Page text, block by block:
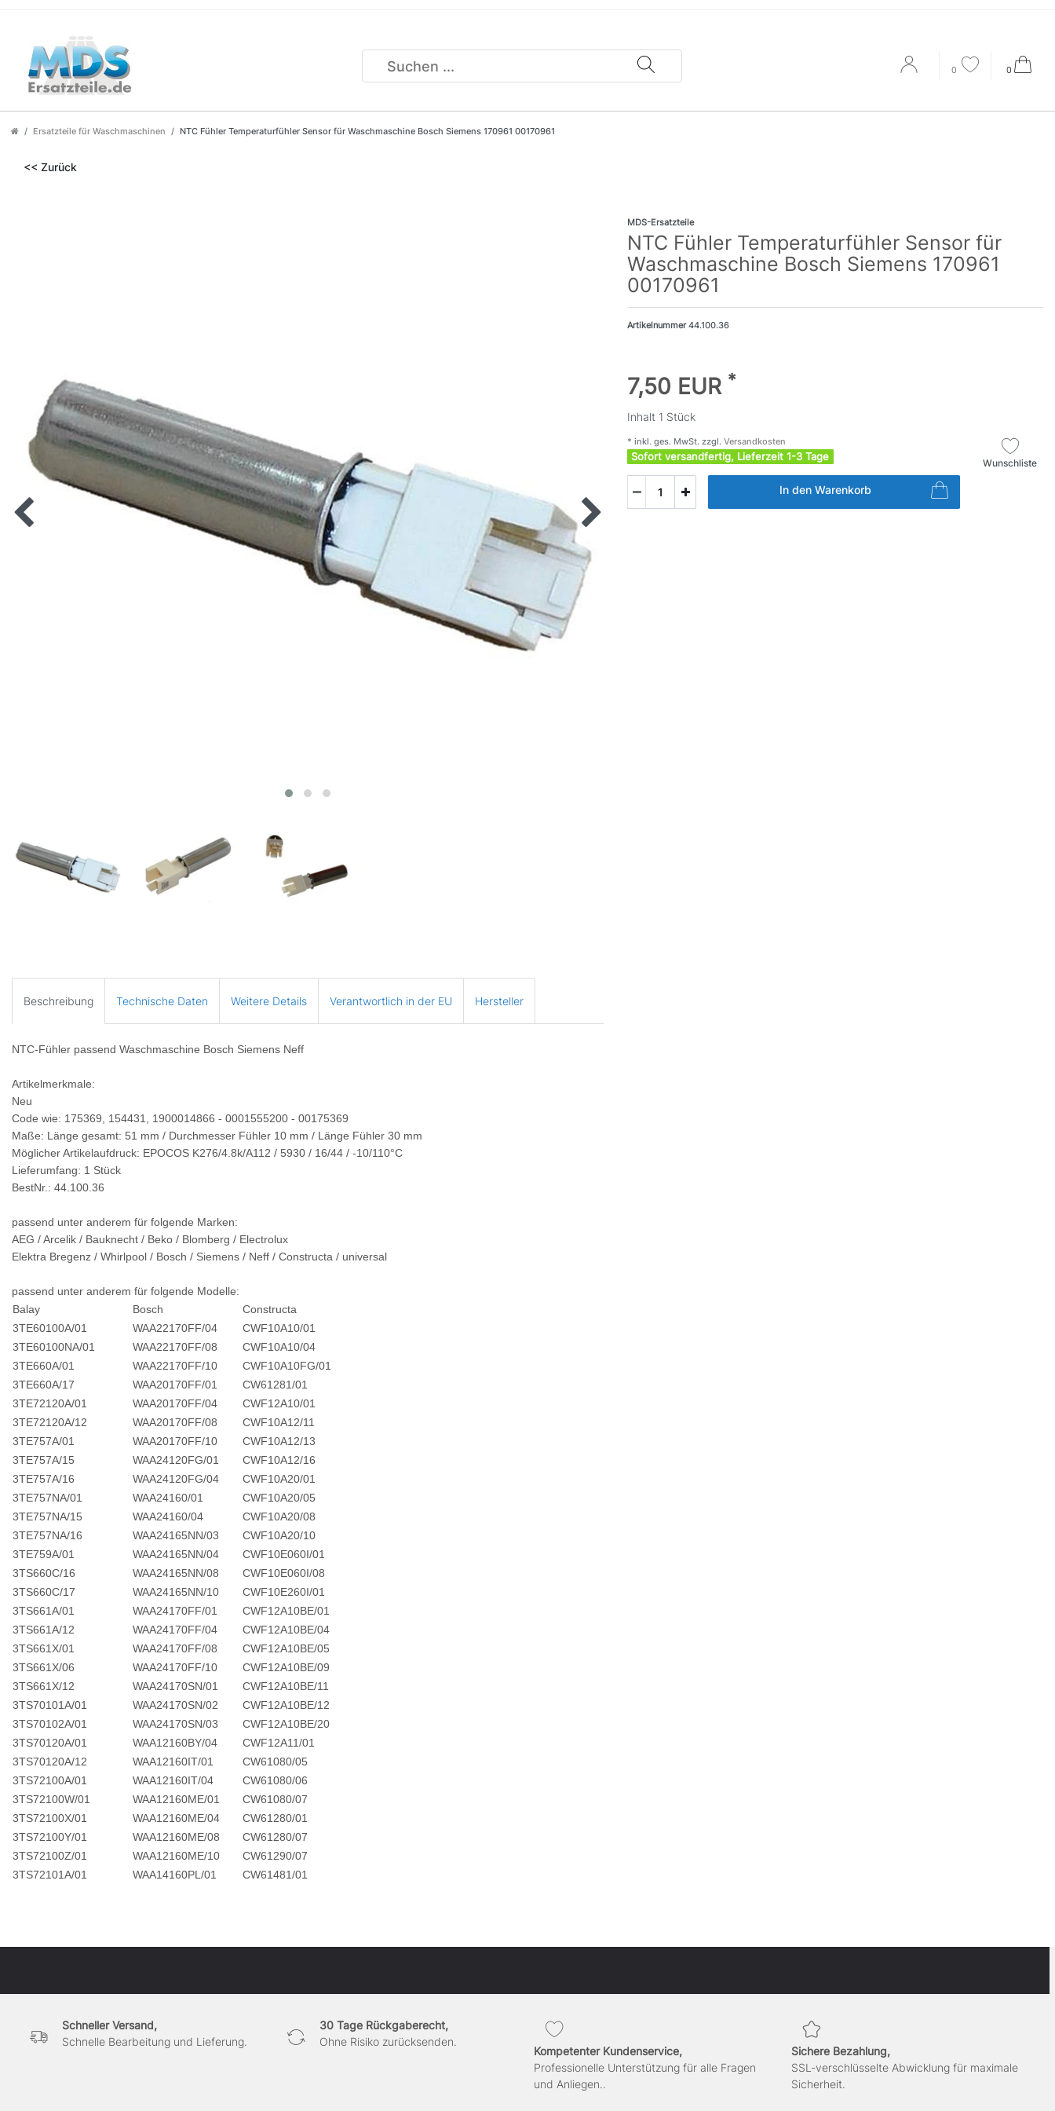
0 0
Ersatzteile für Waschmaschinen NTC Fühler Temperaturfühler Sensor für Waschmaschine Bosch Siemens 170961 00170961
<< Zurück
MDS-Ersatzteile
NTC Fühler Temperaturfühler Sensor für
Waschmaschine Bosch Siemens 170961
00170961
Artikelnummer44.100.36
7,50 EUR *
Inhalt 1 Stück
* inkl. ges. MwSt. zzgl. Versandkosten
Sofort versandfertig, Lieferzeit 1-3 Tage
In den Warenkorb
Wunschliste
Beschreibung Technische Daten Weitere Details Verantwortlich in der EU Hersteller
NTC-Fühler passend Waschmaschine Bosch Siemens Neff
Artikelmerkmale:
Neu
Code wie: 175369, 154431, 1900014866 - 0001555200 - 00175369
Maße: Länge gesamt: 51 mm / Durchmesser Fühler 10 mm / Länge Fühler 30 mm
Möglicher Artikelaufdruck: EPOCOS K276/4.8k/A112 / 5930 / 16/44 / -10/110°C
Lieferumfang: 1 Stück
BestNr.: 44.100.36
passend unter anderem für folgende Marken:
AEG / Arcelik / Bauknecht / Beko / Blomberg / Electrolux
Elektra Bregenz / Whirlpool / Bosch / Siemens / Neff / Constructa / universal
passend unter anderem für folgende Modelle:
Balay
Bosch
Constructa
3TE60100A/01
WAA22170FF/04
CWF10A10/01
3TE60100NA/01
WAA22170FF/08
CWF10A10/04
3TE660A/01
WAA22170FF/10
CWF10A10FG/01
3TE660A/17
WAA20170FF/01
CW61281/01
3TE72120A/01
WAA20170FF/04
CWF12A10/01
3TE72120A/12
WAA20170FF/08
CWF10A12/11
3TE757A/01
WAA20170FF/10
CWF10A12/13
3TE757A/15
WAA24120FG/01
CWF10A12/16
3TE757A/16
WAA24120FG/04
CWF10A20/01
3TE757NA/01
WAA24160/01
CWF10A20/05
3TE757NA/15
WAA24160/04
CWF10A20/08
3TE757NA/16
WAA24165NN/03
CWF10A20/10
3TE759A/01
WAA24165NN/04
CWF10E060I/01
3TS660C/16
WAA24165NN/08
CWF10E060I/08
3TS660C/17
WAA24165NN/10
CWF10E260I/01
3TS661A/01
WAA24170FF/01
CWF12A10BE/01
3TS661A/12
WAA24170FF/04
CWF12A10BE/04
3TS661X/01
WAA24170FF/08
CWF12A10BE/05
3TS661X/06
WAA24170FF/10
CWF12A10BE/09
3TS661X/12
WAA24170SN/01
CWF12A10BE/11
3TS70101A/01
WAA24170SN/02
CWF12A10BE/12
3TS70102A/01
WAA24170SN/03
CWF12A10BE/20
3TS70120A/01
WAA12160BY/04
CWF12A11/01
3TS70120A/12
WAA12160IT/01
CW61080/05
3TS72100A/01
WAA12160IT/04
CW61080/06
3TS72100W/01
WAA12160ME/01
CW61080/07
3TS72100X/01
WAA12160ME/04
CW61280/01
3TS72100Y/01
WAA12160ME/08
CW61280/07
3TS72100Z/01
WAA12160ME/10
CW61290/07
3TS72101A/01
WAA14160PL/01 CW61481/01
Schneller Versand,
Schnelle Bearbeitung und Lieferung.
30 Tage Rückgaberecht,
Ohne Risiko zurücksenden.
Kompetenter Kundenservice,
Professionelle Unterstützung für alle Fragen
und Anliegen..
Sichere Bezahlung,
SSL-verschlüsselte Abwicklung für maximale
Sicherheit.